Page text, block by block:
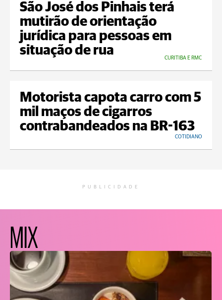
São José dos Pinhais terá
mutirão de orientação
jurídica para pessoas em
situação de rua
CURITIBA E RMC
Motorista capota carro com 5
mil maços de cigarros
contrabandeados na BR-163
COTIDIANO
PUBLICIDADE
MIX